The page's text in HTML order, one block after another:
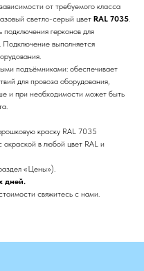
от требуемого класса
светло-серый цвет RAL 7035.
герконов для
выполняется
подъёмниками: обеспечивает
для провоза оборудования,
и при необходимости может быть
краску RAL 7035
в любой цвет RAL и
«Цены»).
дней.
свяжитесь с нами.